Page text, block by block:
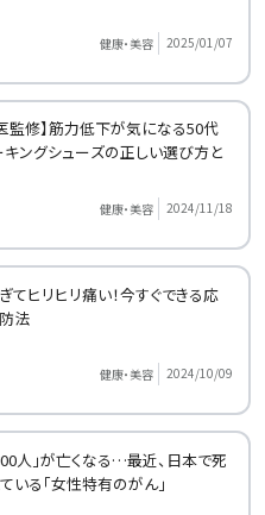
健康・美容 2025/01/07
監修】筋力低下が気になる50代
キングシューズの正しい選び方と
健康・美容 2024/11/18
てヒリヒリ痛い！今すぐできる応
法
健康・美容 2024/10/09
人」が亡くなる…最近、日本で死
いる「女性特有のがん」